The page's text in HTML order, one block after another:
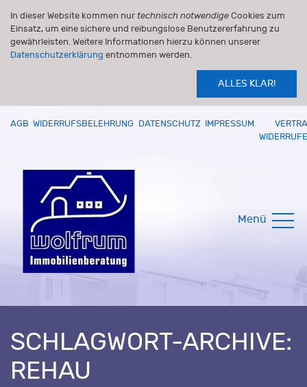
In dieser Website kommen nur technisch notwendige Cookies zum
Einsatz, um eine sichere und reibungslose Benutzererfahrung zu
gewährleisten. Weitere Informationen hierzu können unserer
Datenschutzerklärung entnommen werden.
ALLES KLAR!
AGB WIDERRUFSBELEHRUNG DATENSCHUTZ IMPRESSUM
Menü
SCHLAGWORT-ARCHIVE:
REHAU